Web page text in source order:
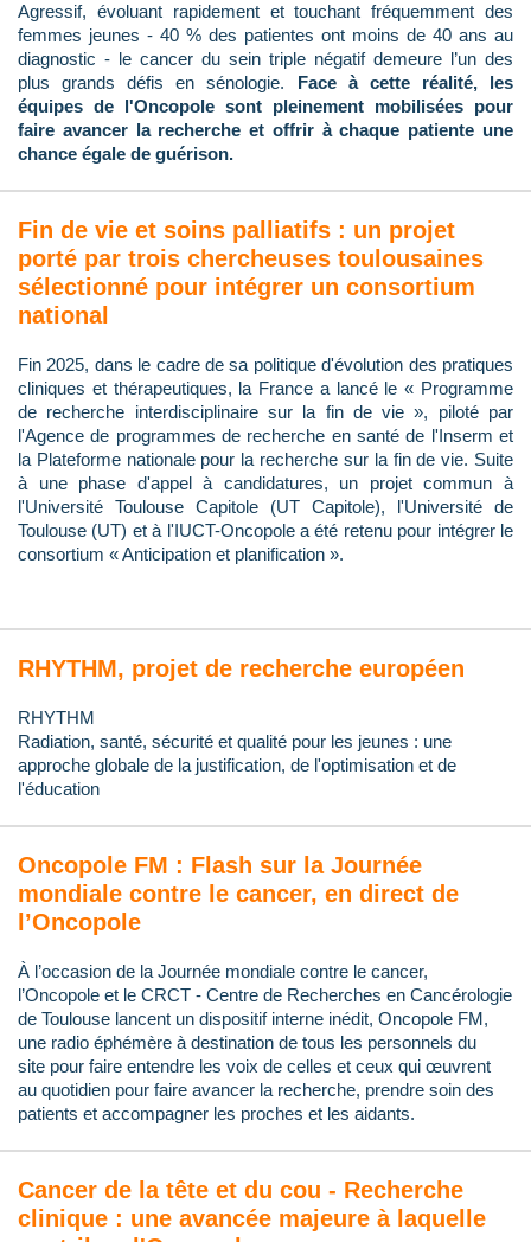
Agressif, évoluant rapidement et touchant fréquemment des
femmes jeunes - 40 % des patientes ont moins de 40 ans au
diagnostic - le cancer du sein triple négatif demeure l’un des
plus grands défis en sénologie. Face à cette réalité, les
équipes de l'Oncopole sont pleinement mobilisées pour
faire avancer la recherche et offrir à chaque patiente une
chance égale de guérison.
Fin de vie et soins palliatifs : un projet
porté par trois chercheuses toulousaines
sélectionné pour intégrer un consortium
national
Fin 2025, dans le cadre de sa politique d'évolution des pratiques
cliniques et thérapeutiques, la France a lancé le « Programme
de recherche interdisciplinaire sur la fin de vie », piloté par
l'Agence de programmes de recherche en santé de l'Inserm et
la Plateforme nationale pour la recherche sur la fin de vie. Suite
à une phase d'appel à candidatures, un projet commun à
l'Université Toulouse Capitole (UT Capitole), l'Université de
Toulouse (UT) et à l'IUCT-Oncopole a été retenu pour intégrer le
consortium « Anticipation et planification ».
RHYTHM, projet de recherche européen
RHYTHM
Radiation, santé, sécurité et qualité pour les jeunes : une
approche globale de la justification, de l'optimisation et de
l'éducation
Oncopole FM : Flash sur la Journée
mondiale contre le cancer, en direct de
l’Oncopole
À l’occasion de la Journée mondiale contre le cancer,
l’Oncopole et le CRCT - Centre de Recherches en Cancérologie
de Toulouse lancent un dispositif interne inédit, Oncopole FM,
une radio éphémère à destination de tous les personnels du
site pour faire entendre les voix de celles et ceux qui œuvrent
au quotidien pour faire avancer la recherche, prendre soin des
patients et accompagner les proches et les aidants.
Cancer de la tête et du cou - Recherche
clinique : une avancée majeure à laquelle